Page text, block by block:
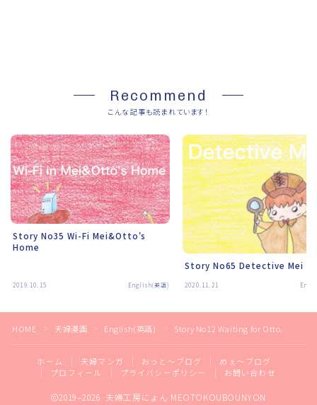
Recommend
こんな記事も読まれています！
Story No35 Wi-Fi Mei&Otto's
Home
2019.10.15 English(英語)
Story No65 Detective Mei
2020.11.21
HOME ＞ 夫婦漫画 ＞ English(英語) ＞ Story No12 Waiting for Otto.
ホーム 夫婦マンガ おっと～ブログ
めぇ～ブログ
プロフィール
プライバシーポリシー お問い合わせ
2019–2026 夫婦工房にょん MEOTOKOUBOUNYON